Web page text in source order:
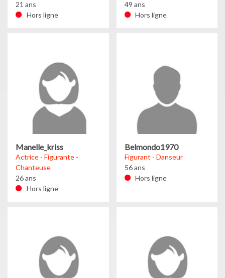
21 ans
Hors ligne
49 ans
Hors ligne
Manelle_kriss
Actrice - Figurante -
Chanteuse
26 ans
Hors ligne
Belmondo1970
Figurant - Danseur
56 ans
Hors ligne